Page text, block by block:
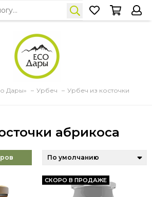
Дары» Урбеч
Урбеч из косточки
абрикоса
СКОРО В ПРОДАЖЕ